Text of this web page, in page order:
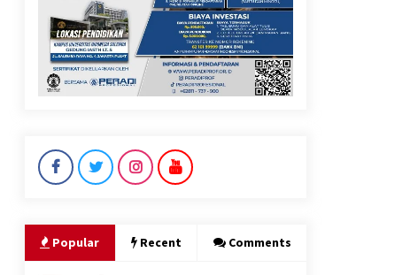
Polres Cilegon Gelar Apel
Kesiapsiagaan Hadapi
Ancaman Kebakaran Akibat
Fenomena El Niño
“Anak Kades Jadi Kaur
Bambu Meledak!”
Popular Recent Comments